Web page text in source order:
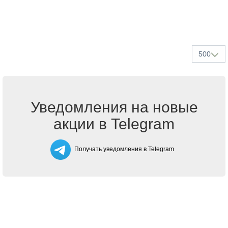
500
Уведомления на новые
акции в Telegram
Получать уведомления в Telegram